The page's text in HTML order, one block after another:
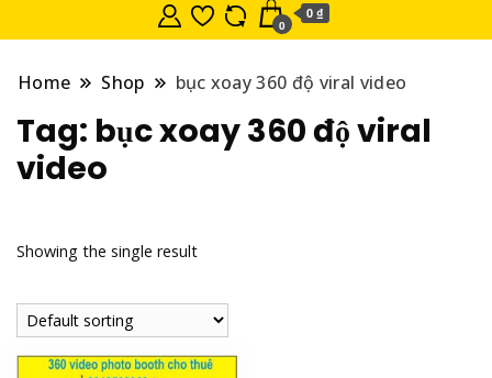
0
0 ₫
Home Shop bục xoay 360 độ viral video
Tag: bục xoay 360 độ viral
video
Showing the single result